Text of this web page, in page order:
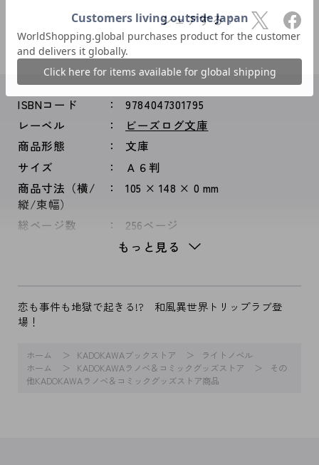
シェアする：
ISBNコード
9784047301795
レーベル
ビーズログ文庫
商品形態
文庫
サイズ
Ａ６判
商品寸法（横/
縦/束幅）
105 × 148 × 0 mm
総ページ数 256ページ
もっと見る
恋も事件も地獄で起きる!? 和風異世界トリップラブ登
場！
ホーム KADOKAWAブックストア
ライトノベル
ホーム
KADOKAWAラノベ＆コミックグッズストア
その
他KADOKAWAラノベ＆コミックグッズストア商品